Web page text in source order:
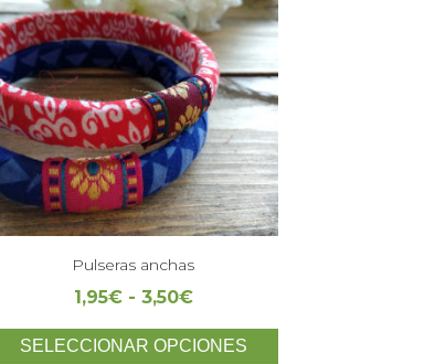
Pulseras anchas
1,95€ - 3,50€
SELECCIONAR OPCIONES